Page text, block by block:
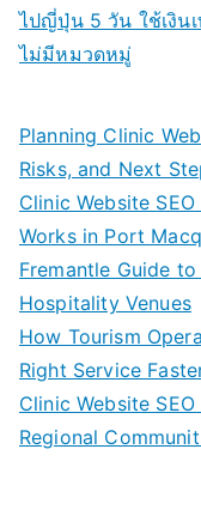
ไปญี่ปุ่น 5 วัน ใช้เงิน
ไม่มีหมวดหมู่
Planning Clinic
Risks, and Next
Clinic Website
Works in Port
Fremantle Guide
Hospitality Venues
How Tourism
Right Service
Clinic Website
Regional